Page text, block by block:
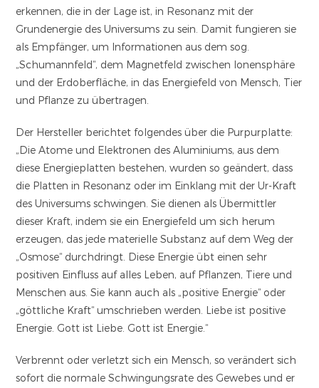
erkennen, die in der Lage ist, in Resonanz mit der
Grundenergie des Universums zu sein. Damit fungieren sie
als Empfänger, um Informationen aus dem sog.
„Schumannfeld“, dem Magnetfeld zwischen Ionensphäre
und der Erdoberfläche, in das Energiefeld von Mensch, Tier
und Pflanze zu übertragen.
Der Hersteller berichtet folgendes über die Purpurplatte:
„Die Atome und Elektronen des Aluminiums, aus dem
diese Energieplatten bestehen, wurden so geändert, dass
die Platten in Resonanz oder im Einklang mit der Ur-Kraft
des Universums schwingen. Sie dienen als Übermittler
dieser Kraft, indem sie ein Energiefeld um sich herum
erzeugen, das jede materielle Substanz auf dem Weg der
„Osmose“ durchdringt. Diese Energie übt einen sehr
positiven Einfluss auf alles Leben, auf Pflanzen, Tiere und
Menschen aus. Sie kann auch als „positive Energie“ oder
„göttliche Kraft“ umschrieben werden. Liebe ist positive
Energie. Gott ist Liebe. Gott ist Energie.“
Verbrennt oder verletzt sich ein Mensch, so verändert sich
sofort die normale Schwingungsrate des Gewebes und er